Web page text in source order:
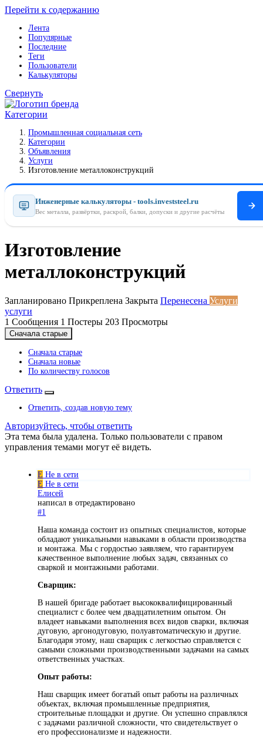
Перейти к содержанию
Лента
Популярные
Последние
Теги
Пользователи
Калькуляторы
Свернуть
Категории
Промышленная социальная сеть
Категории
Объявления
Услуги
Изготовление металлоконструкций
Инженерные калькуляторы - tools.investsteel.ru
Вес металла, развёртки, раскрой, балки, допуски и другие расчёты
Изготовление
металлоконструкций
Запланировано Прикреплена Закрыта Перенесена Услуги
услуги
1 Сообщения 1 Постеры 203 Просмотры
Сначала старые
Сначала старые
Сначала новые
По количеству голосов
Ответить
Ответить, создав новую тему
Авторизуйтесь, чтобы ответить
Эта тема была удалена. Только пользователи с правом
управления темами могут её видеть.
Е Не в сети
Е Не в сети
Елисей
написал в отредактировано
#1
Наша команда состоит из опытных специалистов, которые
обладают уникальными навыками в области производства
и монтажа. Мы с гордостью заявляем, что гарантируем
качественное выполнение любых задач, связанных со
сваркой и монтажными работами.
Сварщик:
В нашей бригаде работает высококвалифицированный
специалист с более чем двадцатилетним опытом. Он
владеет навыками выполнения всех видов сварки, включая
дуговую, аргонодуговую, полуавтоматическую и другие.
Благодаря этому, наш сварщик с легкостью справляется с
самыми сложными производственными задачами на самых
ответственных участках.
Опыт работы:
Наш сварщик имеет богатый опыт работы на различных
объектах, включая промышленные предприятия,
строительные площадки и другие. Он успешно справлялся
с задачами различной сложности, что свидетельствует о
его профессионализме и надежности.